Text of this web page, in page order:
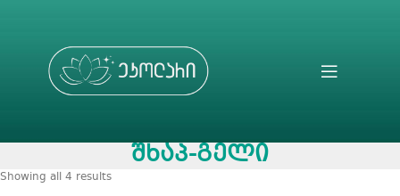
შხაპ-გელი
Showing all 4 results